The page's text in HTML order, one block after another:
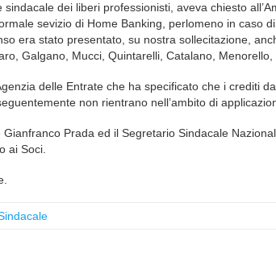
dei liberi professionisti, aveva chiesto
sevizio di Home Banking, perlomeno in caso
era stato presentato, su nostra sollecitazione,
Galgano, Mucci, Quintarelli, Catalano, Menorello,
delle Entrate che ha specificato che i crediti
non rientrano nell’ambito di
Prada ed il Segretario Sindacale
ai Soci.